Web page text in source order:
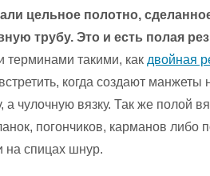
цельное полотно,
трубу. Это и есть полая
терминами такими, как двойная
когда создают
а чулочную вязку. Так же полой
погончиков, карманов
на спицах шнур.